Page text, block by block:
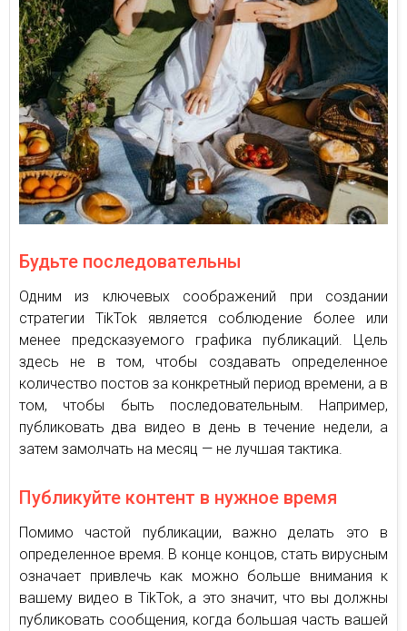
Будьте последовательны
Одним из ключевых соображений при создании
стратегии TikTok является соблюдение более или
менее предсказуемого графика публикаций. Цель
здесь не в том, чтобы создавать определенное
количество постов за конкретный период времени, а в
том, чтобы быть последовательным. Например,
публиковать два видео в день в течение недели, а
затем замолчать на месяц — не лучшая тактика.
Публикуйте контент в нужное время
Помимо частой публикации, важно делать это в
определенное время. В конце концов, стать вирусным
означает привлечь как можно больше внимания к
вашему видео в TikTok, а это значит, что вы должны
публиковать сообщения, когда большая часть вашей